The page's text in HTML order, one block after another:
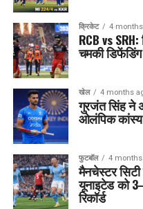
क्रिकेट 4
RCB vs SRH:
चमकी
खेल 4 months
गुरजंत सिंह ने
ओलंपिक कांस्य
फुटबॉल 4
मैनचेस्टर
यूनाइटेड को
रिकॉर्ड